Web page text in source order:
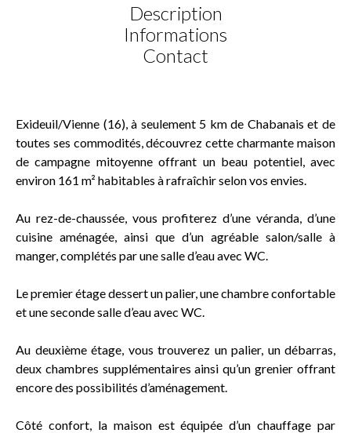
Description
Informations
Contact
Exideuil/Vienne (16), à seulement 5 km de Chabanais et de
toutes ses commodités, découvrez cette charmante maison
de campagne mitoyenne offrant un beau potentiel, avec
environ 161 m² habitables à rafraîchir selon vos envies.
Au rez-de-chaussée, vous profiterez d’une véranda, d’une
cuisine aménagée, ainsi que d’un agréable salon/salle à
manger, complétés par une salle d’eau avec WC.
Le premier étage dessert un palier, une chambre confortable
et une seconde salle d’eau avec WC.
Au deuxième étage, vous trouverez un palier, un débarras,
deux chambres supplémentaires ainsi qu’un grenier offrant
encore des possibilités d’aménagement.
Côté confort, la maison est équipée d’un chauffage par